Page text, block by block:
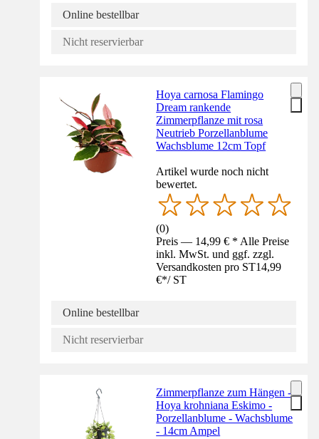
Online bestellbar
Nicht reservierbar
Hoya carnosa Flamingo
Dream rankende
Zimmerpflanze mit rosa
Neutrieb Porzellanblume
Wachsblume 12cm Topf
Artikel wurde noch nicht
bewertet.
(0)
Preis — 14,99 € * Alle Preise
inkl. MwSt. und ggf. zzgl.
Versandkosten pro ST14,99
€*/ ST
Online bestellbar
Nicht reservierbar
Zimmerpflanze zum Hängen -
Hoya krohniana Eskimo -
Porzellanblume - Wachsblume
- 14cm Ampel